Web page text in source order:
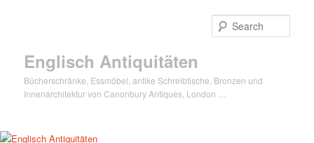
Englisch Antiquitäten
Bücherschränke, Essmöbel, antike Schreibtische, Bronzen und
Innenarchitektur von Canonbury Antiques, London …